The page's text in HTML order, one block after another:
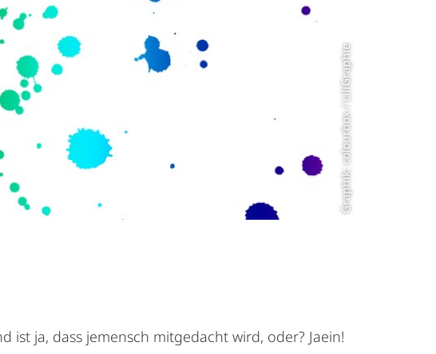
Graphik: colourbox / LiliGraphie
ist ja, dass jemensch mitgedacht wird, oder? Jaein!